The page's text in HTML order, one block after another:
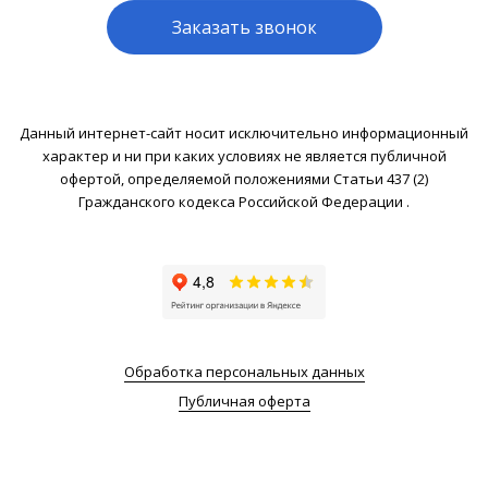
Заказать звонок
Данный интернет-сайт носит исключительно информационный
характер и ни при каких условиях не является публичной
офертой, определяемой положениями Статьи 437 (2)
Гражданского кодекса Российской Федерации .
Обработка персональных данных
Публичная оферта